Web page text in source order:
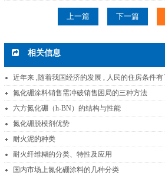
上一篇 下一篇
相关信息
氮化硼涂料销售需冲破销售困局的三种方法
六方氮化硼（h-BN）的结构与性能
氮化硼脱模剂优势
耐火泥的种类
耐火纤维糊的分类、特性及应用
国内市场上氮化硼涂料的几种分类